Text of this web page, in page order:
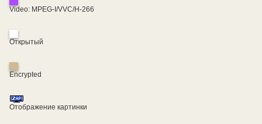
Video: MPEG-I/VVC/H-266
Открытый
Encrypted
Отображение картинки